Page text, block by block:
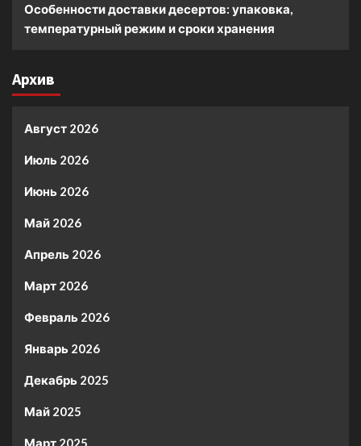
Особенности доставки десертов: упаковка,
температурный режим и сроки хранения
Архив
Август 2026
Июль 2026
Июнь 2026
Май 2026
Апрель 2026
Март 2026
Февраль 2026
Январь 2026
Декабрь 2025
Май 2025
Март 2025